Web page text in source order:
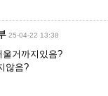
25-04-22 13:38
울거까지있음?
않음?